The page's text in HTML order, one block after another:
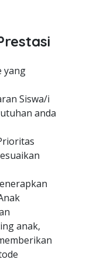
yang
Siswa/i
anda
anak,